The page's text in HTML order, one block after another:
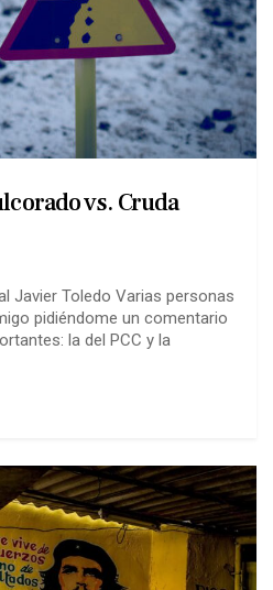
vs. Cruda
Javier Toledo Varias personas
pidiéndome un comentario
la del PCC y la